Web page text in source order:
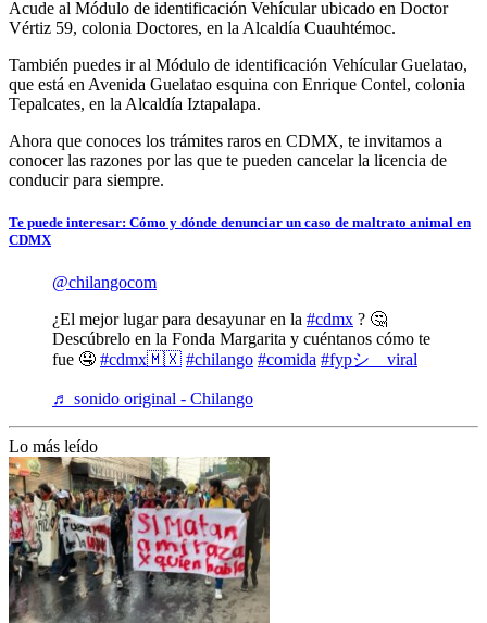
Acude al Módulo de identificación Vehícular ubicado en Doctor
Vértiz 59, colonia Doctores, en la Alcaldía Cuauhtémoc.
También puedes ir al Módulo de identificación Vehícular Guelatao,
que está en Avenida Guelatao esquina con Enrique Contel, colonia
Tepalcates, en la Alcaldía Iztapalapa.
Ahora que conoces los trámites raros en CDMX, te invitamos a
conocer las razones por las que te pueden cancelar la licencia de
conducir para siempre.
Te puede interesar: Cómo y dónde denunciar un caso de maltrato animal en
CDMX
@chilangocom
¿El mejor lugar para desayunar en la #cdmx ? 🤔
Descúbrelo en la Fonda Margarita y cuéntanos cómo te
fue 🤤 #cdmx🇲🇽 #chilango #comida #fypシ゚viral
♬ sonido original - Chilango
Lo más leído